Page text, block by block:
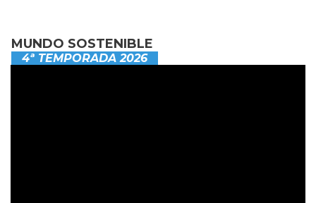
MUNDO SOSTENIBLE
4ª TEMPORADA 2026